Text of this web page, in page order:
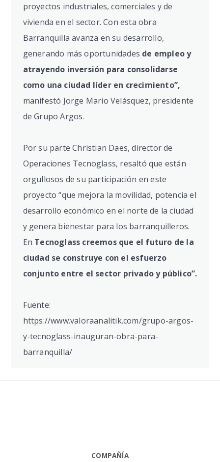
proyectos industriales, comerciales y de
vivienda en el sector. Con esta obra
Barranquilla avanza en su desarrollo,
generando más oportunidades de empleo y
atrayendo inversión para consolidarse
como una ciudad líder en crecimiento”,
manifestó Jorge Mario Velásquez, presidente
de Grupo Argos.
Por su parte Christian Daes, director de
Operaciones Tecnoglass, resaltó que están
orgullosos de su participación en este
proyecto “que mejora la movilidad, potencia el
desarrollo económico en el norte de la ciudad
y genera bienestar para los barranquilleros.
En Tecnoglass creemos que el futuro de la
ciudad se construye con el esfuerzo
conjunto entre el sector privado y público”.
Fuente:
https://www.valoraanalitik.com/grupo-argos-
y-tecnoglass-inauguran-obra-para-
barranquilla/
COMPAÑÍA